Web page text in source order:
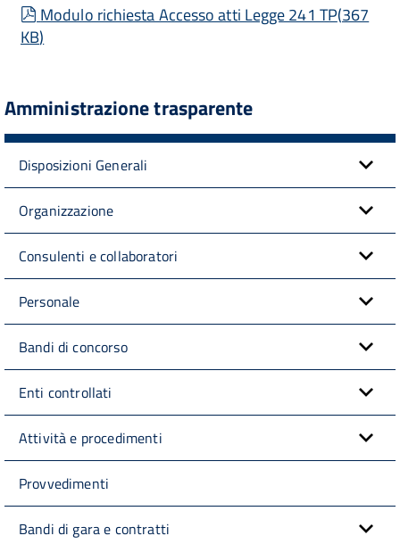
pdf
Modulo richiesta Accesso atti Legge 241 TP(367
KB)
Amministrazione trasparente
Disposizioni Generali
Organizzazione
Consulenti e collaboratori
Personale
Bandi di concorso
Enti controllati
Attività e procedimenti
Provvedimenti
Bandi di gara e contratti